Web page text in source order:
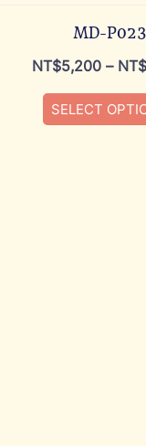
MD-P023
NT$5,200 – NT$
SELECT